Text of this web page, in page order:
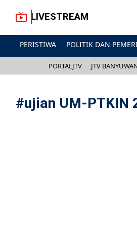
LIVESTREAM
PERISTIWA POLITIK DAN
PORTALJTV JTV
#ujian UM-PTKIN